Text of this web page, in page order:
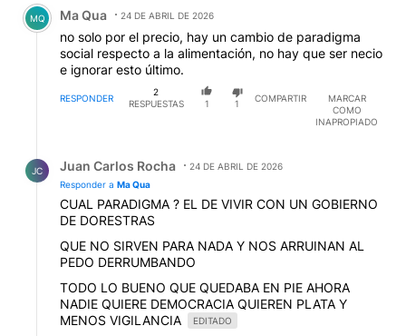
MQ Ma Qua 24 DE ABRIL DE 2026
no solo por el precio, hay un cambio de paradigma
social respecto a la alimentación, no hay que ser necio
e ignorar esto último.
RESPONDER
2
RESPUESTAS
1 1
COMPARTIR
MARCAR
COMO
INAPROPIADO
JC Juan Carlos Rocha
24 DE ABRIL DE 2026
Responder a Ma Qua
CUAL PARADIGMA ? EL DE VIVIR CON UN GOBIERNO
DE DORESTRAS
QUE NO SIRVEN PARA NADA Y NOS ARRUINAN AL
PEDO DERRUMBANDO
TODO LO BUENO QUE QUEDABA EN PIE AHORA
NADIE QUIERE DEMOCRACIA QUIEREN PLATA Y
MENOS VIGILANCIA
EDITADO